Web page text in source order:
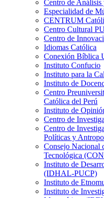
Centro de
Especialidad de
CENTRUM
Centro Cultural
Centro de
Idiomas Católica
Conexión Bíblica
Instituto Confucio
Instituto para la
Instituto de
Centro
Católica del Perú
Instituto de
Centro de
Centro de
Políticas y
Consejo Nacional
Tecnológica
Instituto de
(IDHAL-PUCP)
Instituto de
Instituto de